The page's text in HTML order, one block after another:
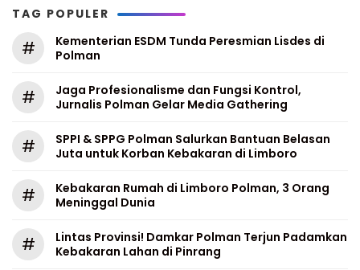
TAG POPULER
#
Kementerian ESDM Tunda Peresmian Lisdes di
Polman
#
Jaga Profesionalisme dan Fungsi Kontrol,
Jurnalis Polman Gelar Media Gathering
#
SPPI & SPPG Polman Salurkan Bantuan Belasan
Juta untuk Korban Kebakaran di Limboro
#
Kebakaran Rumah di Limboro Polman, 3 Orang
Meninggal Dunia
#
Lintas Provinsi! Damkar Polman Terjun Padamkan
Kebakaran Lahan di Pinrang